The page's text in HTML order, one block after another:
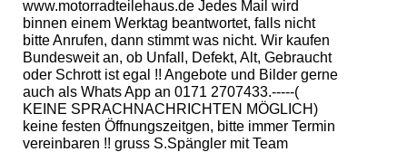
www.motorradteilehaus.de Jedes Mail wird
binnen einem Werktag beantwortet, falls nicht
bitte Anrufen, dann stimmt was nicht. Wir kaufen
Bundesweit an, ob Unfall, Defekt, Alt, Gebraucht
oder Schrott ist egal !! Angebote und Bilder gerne
auch als Whats App an 0171 2707433.-----(
KEINE SPRACHNACHRICHTEN MÖGLICH)
keine festen Öffnungszeitgen, bitte immer Termin
vereinbaren !! gruss S.Spängler mit Team